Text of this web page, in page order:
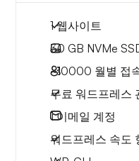
1 웹사이트
30 GB NVMe
~10000 월별 접
무료 워드프레스
1이메일 계정
워드프레스 속도